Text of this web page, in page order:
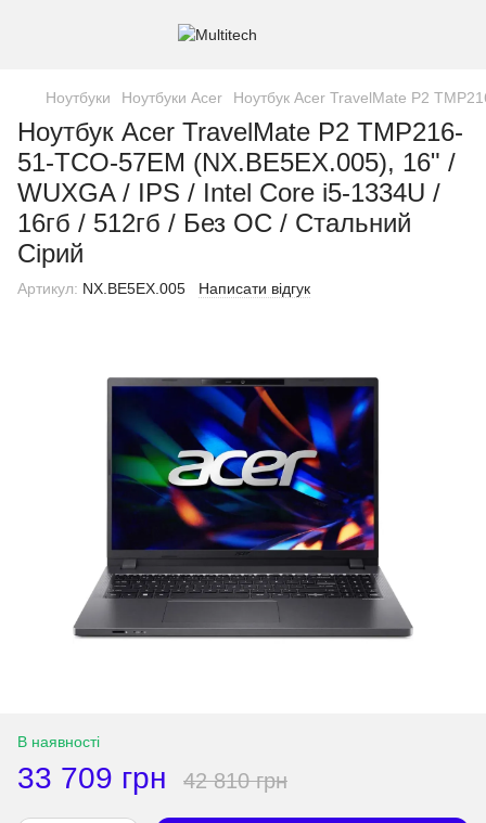
Ноутбуки Ноутбуки Acer Ноутбук Acer TravelMate P2
Ноутбук Acer TravelMate P2 TMP216-
51-TCO-57EM (NX.BE5EX.005), 16" /
WUXGA / IPS / Intel Core i5-1334U /
16гб / 512гб / Без ОС / Стальний
Сірий
Артикул: NX.BE5EX.005 Написати відгук
В наявності
33 709 грн 42 810 грн